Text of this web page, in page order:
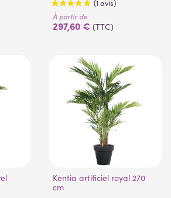
(1 avis)
À partir de
297,60 € (TTC)
Kentia artificiel royal 270
cm